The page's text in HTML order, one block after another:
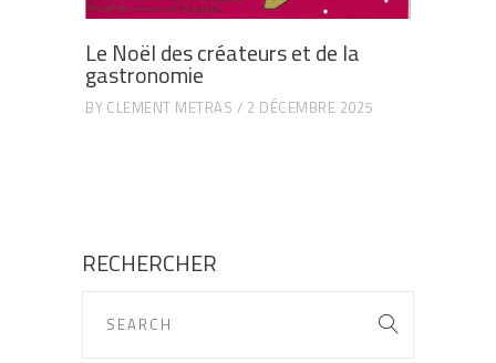
Le Noël des créateurs et de la
gastronomie
BY CLEMENT METRAS 2 DÉCEMBRE 2025
RECHERCHER